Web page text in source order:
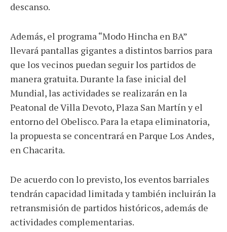
descanso.
Además, el programa “Modo Hincha en BA”
llevará pantallas gigantes a distintos barrios para
que los vecinos puedan seguir los partidos de
manera gratuita. Durante la fase inicial del
Mundial, las actividades se realizarán en la
Peatonal de Villa Devoto, Plaza San Martín y el
entorno del Obelisco. Para la etapa eliminatoria,
la propuesta se concentrará en Parque Los Andes,
en Chacarita.
De acuerdo con lo previsto, los eventos barriales
tendrán capacidad limitada y también incluirán la
retransmisión de partidos históricos, además de
actividades complementarias.